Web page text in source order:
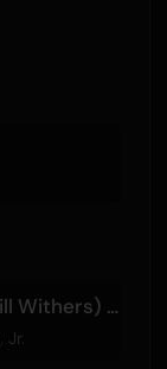
Just the Two of Us (feat. Bill Withers) - Edit
Jr.